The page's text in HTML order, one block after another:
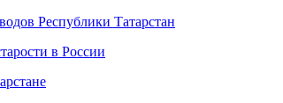
Республики Татарстан
в России